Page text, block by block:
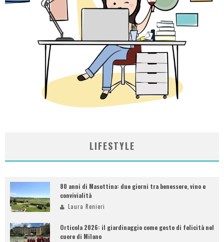
LIFESTYLE
80 anni di Masottina: due giorni tra benessere, vino e
convivialità
Laura Renieri
Orticola 2026: il giardinaggio come gesto di felicità nel
cuore di Milano